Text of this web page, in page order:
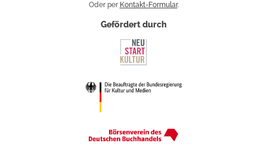
Oder per Kontakt-Formular.
Gefördert durch